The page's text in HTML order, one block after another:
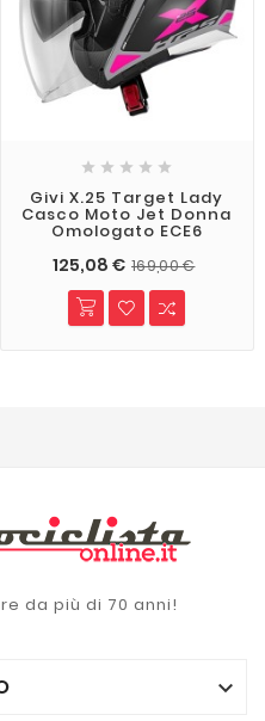
    
Givi X.25 Target Lady
Casco Moto Jet Donna
Omologato ECE6
125,08 € 169,00 €
da più di 70 anni!
